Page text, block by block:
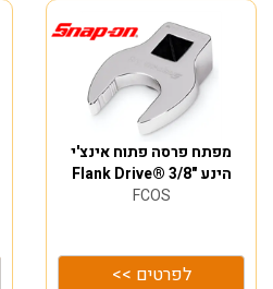
מפתח פרסה פתוח אינצ'י
הינע "3/8 ®Flank Drive
FCOS
לפרטים >>